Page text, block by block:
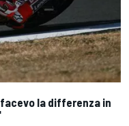
la differenza in